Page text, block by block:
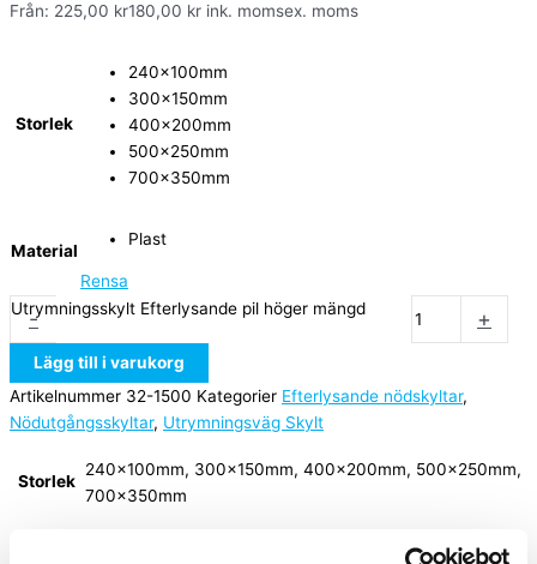
Från: 225,00 kr180,00 kr ink. momsex. moms
Storlek
240x100mm
300x150mm
400x200mm
500x250mm
700x350mm
Material
Plast
Rensa
-
Utrymningsskylt Efterlysande pil höger mängd +
Lägg till i varukorg
Artikelnummer 32-1500 Kategorier Efterlysande nödskyltar,
Nödutgångsskyltar, Utrymningsväg Skylt
Storlek
240x100mm, 300x150mm, 400x200mm, 500x250mm,
700x350mm